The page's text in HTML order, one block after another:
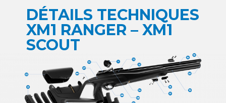
DÉTAILS TECHNIQUES
XM1 RANGER – XM1
SCOUT